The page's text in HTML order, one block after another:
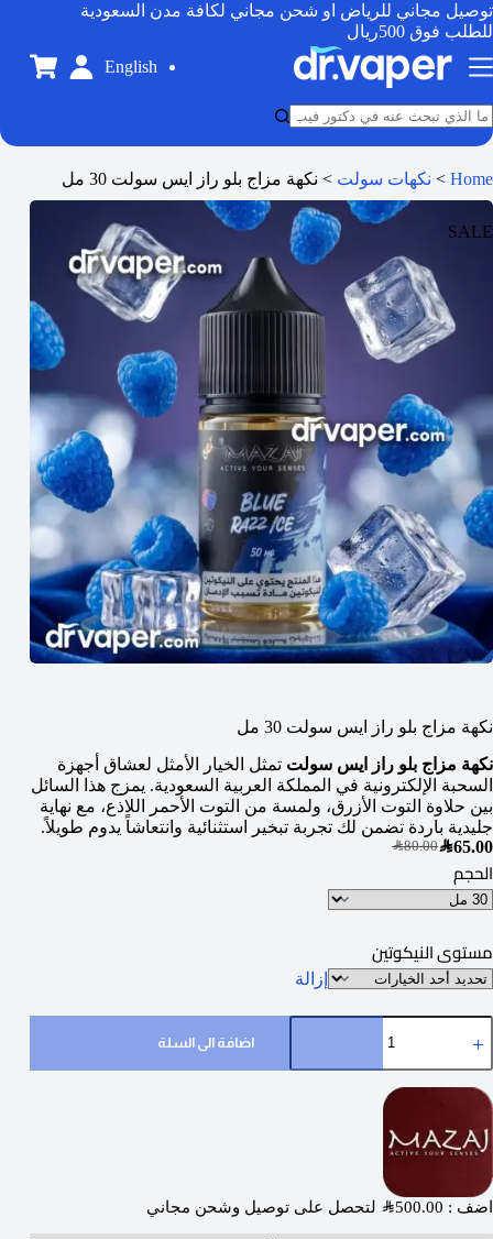
توصيل مجاني للرياض او شحن مجاني لكافة مدن السعودية
للطلب فوق 500ريال
English
Home
> نكهات سولت > نكهة مزاج بلو راز ايس سولت 30 مل
SALE
نكهة مزاج بلو راز ايس سولت 30 مل
نكهة مزاج بلو راز ايس سولت تمثل الخيار الأمثل لعشاق أجهزة
السحبة الإلكترونية في المملكة العربية السعودية. يمزج هذا السائل
بين حلاوة التوت الأزرق، ولمسة من التوت الأحمر اللاذع، مع نهاية
جليدية باردة تضمن لك تجربة تبخير استثنائية وانتعاشاً يدوم طويلاً.
SAR80.00SAR65.00
الحجم
مستوى النيكوتين
إزالة
اضافة الى السلة
اضف : SAR500.00 لتحصل على توصيل وشحن مجاني